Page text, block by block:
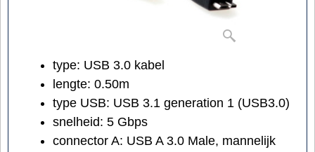
type: USB 3.0 kabel
lengte: 0.50m
type USB: USB 3.1 generation 1 (USB3.0)
snelheid: 5 Gbps
connector A: USB A 3.0 Male, mannelijk